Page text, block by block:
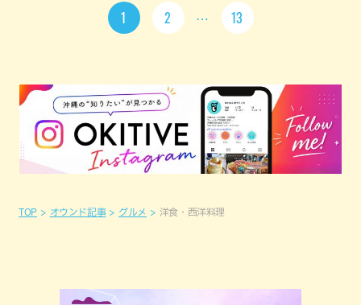
1 2 13
TOP オウンド記事 グルメ 洋食・西洋料理